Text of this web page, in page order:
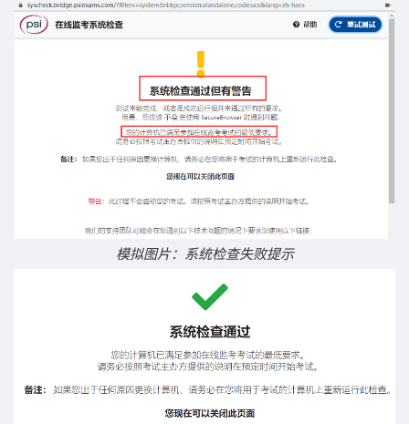
模拟图片：系统检查失败提示